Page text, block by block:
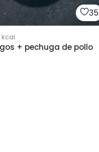
35
kcal
+ pechuga de pollo